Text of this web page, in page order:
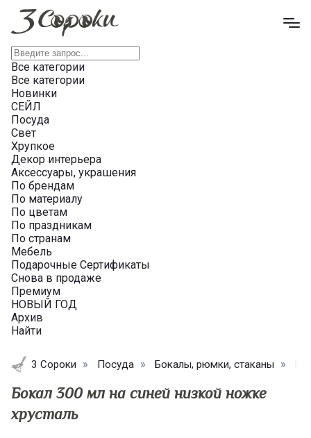
Все категории
Все категории
Новинки
СЕЙЛ
Посуда
Свет
Хрупкое
Декор интерьера
Аксессуары, украшения
По брендам
По материалу
По цветам
По праздникам
По странам
Мебель
Подарочные Сертификаты
Снова в продаже
Премиум
НОВЫЙ ГОД
Архив
Найти
3 Сороки Посуда Бокалы, рюмки, стаканы
Бокал 300 мл на синей низкой ножке
хрусталь